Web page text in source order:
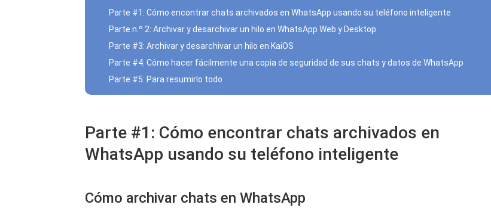
Parte #1: Cómo encontrar chats archivados en WhatsApp usando su teléfono inteligente
Parte n.º 2: Archivar y desarchivar un hilo en WhatsApp Web y Desktop
Parte #3: Archivar y desarchivar un hilo en KaiOS
Parte #4: Cómo hacer fácilmente una copia de seguridad de sus chats y datos de WhatsApp
Parte #5: Para resumirlo todo
Parte #1: Cómo encontrar chats archivados en
WhatsApp usando su teléfono inteligente
Cómo archivar chats en WhatsApp